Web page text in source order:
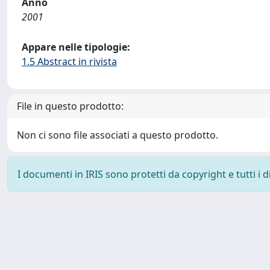
2001
Appare nelle tipologie:
1.5 Abstract in rivista
File in questo prodotto:
Non ci sono file associati a questo prodotto.
I documenti in IRIS sono protetti da copyright e tutti i